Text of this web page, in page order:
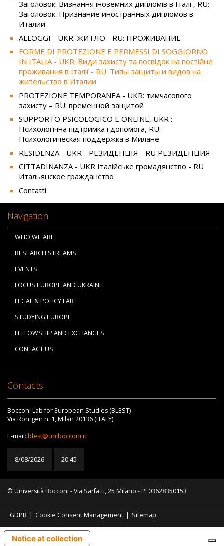
Заголовок: Визнання іноземних дипломів в Італії, RU:
Заголовок: Признание иностранных дипломов в
Италии
ALLOGGI - UKR: ЖИТЛО - RU: ПРОЖИВАНИЕ
FORME DI PROTEZIONE E PERMESSI DI SOGGIORNO
IN ITALIA - UKR: Види захисту та посвідок на постійне
проживання в Італії - RU: Типы защиты и видов на
жительство в Италии
PROTEZIONE TEMPORANEA - UKR: тимчасового
захисту – RU: временной защитой
SUPPORTO PSICOLOGICO E ONLINE, UKR :
Психологічна підтримка і допомога, RU:
Психологическая поддержка в Милане
RESIDENZA - UKR - РЕЗИДЕНЦІЯ - RU РЕЗИДЕНЦИЯ
CITTADINANZA - UKR Італійське громадянство - RU
Итальянское гражданство
Contatti
Navigation
WHO WE ARE
RESEARCH STREAMS
EVENTS
FOCUS EUROPE AND UKRAINE
LEGAL & POLICY LAB
STUDYING EUROPE
FELLOWSHIP AND EXCHANGES
CONTACT US
Contacts
Bocconi Lab for European Studies (BLEST)
Via Röntgen n. 1, Milan 20136 (ITALY)
E-mail: blest@unibocconi.it
8/08/2026 20:45
© Università Bocconi - Via Sarfatti, 25 Milano - PI 03628350153
GDPR | Cookie Consent Management | Sitemap
Notice at collection